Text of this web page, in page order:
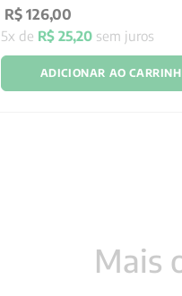
R$ 126,00
5x de R$ 25,20 sem juros
ADICIONAR AO
Mais